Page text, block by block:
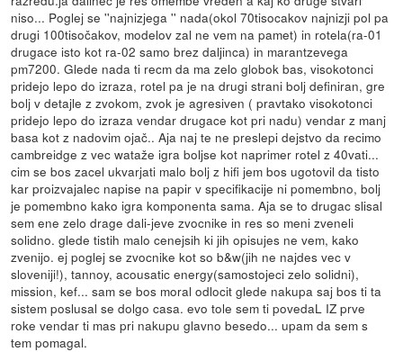
niso... Poglej se ''najnizjega '' nada(okol 70tisocakov najnizji pol pa
drugi 100tisočakov, modelov zal ne vem na pamet) in rotela(ra-01
drugace isto kot ra-02 samo brez daljinca) in marantzevega
pm7200. Glede nada ti recm da ma zelo globok bas, visokotonci
pridejo lepo do izraza, rotel pa je na drugi strani bolj definiran, gre
bolj v detajle z zvokom, zvok je agresiven ( pravtako visokotonci
pridejo lepo do izraza vendar drugace kot pri nadu) vendar z manj
basa kot z nadovim ojač.. Aja naj te ne preslepi dejstvo da recimo
cambreidge z vec wataže igra boljse kot naprimer rotel z 40vati...
cim se bos zacel ukvarjati malo bolj z hifi jem bos ugotovil da tisto
kar proizvajalec napise na papir v specifikacije ni pomembno, bolj
je pomembno kako igra komponenta sama. Aja se to drugac slisal
sem ene zelo drage dali-jeve zvocnike in res so meni zveneli
solidno. glede tistih malo cenejsih ki jih opisujes ne vem, kako
zvenijo. ej poglej se zvocnike kot so b&w(jih ne najdes vec v
sloveniji!), tannoy, acousatic energy(samostojeci zelo solidni),
mission, kef... sam se bos moral odlocit glede nakupa saj bos ti ta
sistem poslusal se dolgo casa. evo tole sem ti povedaL IZ prve
roke vendar ti mas pri nakupu glavno besedo... upam da sem s
tem pomagal.